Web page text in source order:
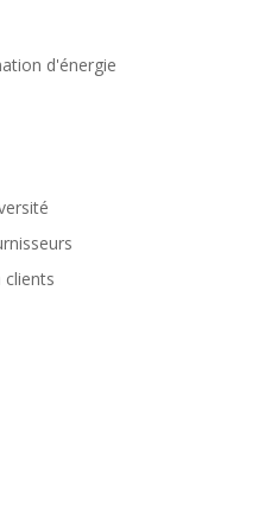
d'énergie
clients